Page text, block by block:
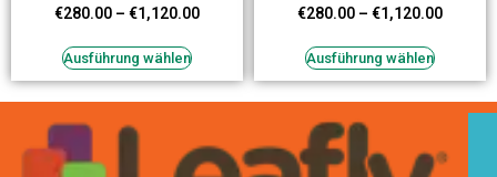
€280.00 – €1,120.00
Ausführung wählen
€280.00 – €1,120.00
Ausführung wählen